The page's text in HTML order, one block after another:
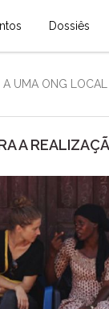
Dossiês
A UMA ONG
A